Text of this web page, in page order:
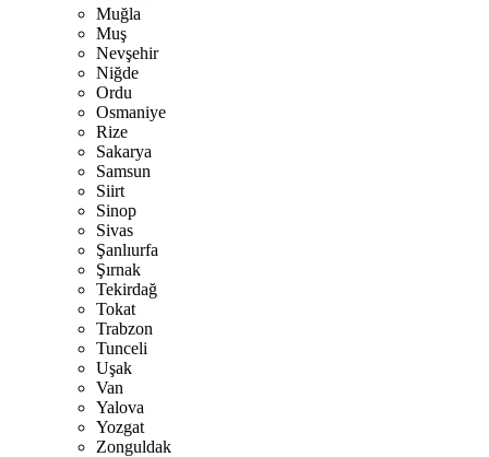
Muğla
Muş
Nevşehir
Niğde
Ordu
Osmaniye
Rize
Sakarya
Samsun
Siirt
Sinop
Sivas
Şanlıurfa
Şırnak
Tekirdağ
Tokat
Trabzon
Tunceli
Uşak
Van
Yalova
Yozgat
Zonguldak